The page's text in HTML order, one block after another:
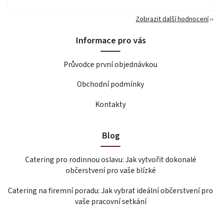
Zobrazit další hodnocení
Informace pro vás
Průvodce první objednávkou
Obchodní podmínky
Kontakty
Blog
Catering pro rodinnou oslavu: Jak vytvořit dokonalé
občerstvení pro vaše blízké
Catering na firemní poradu: Jak vybrat ideální občerstvení pro
vaše pracovní setkání